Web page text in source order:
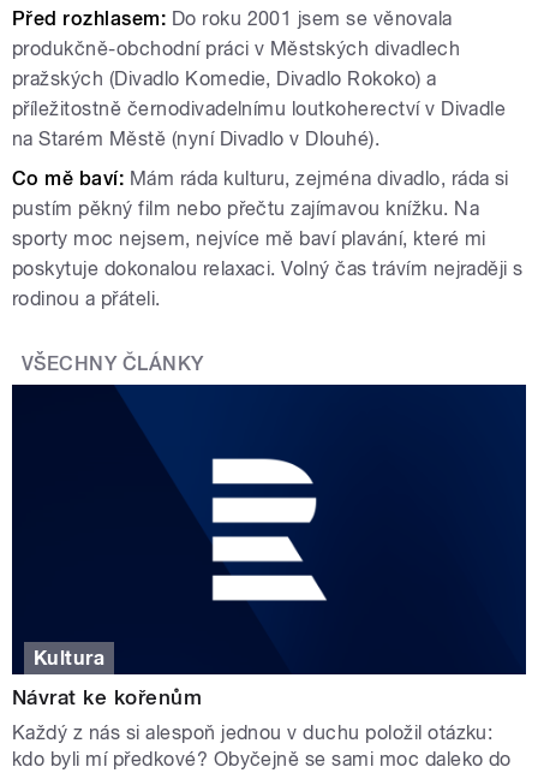
Před rozhlasem: Do roku 2001 jsem se věnovala
produkčně-obchodní práci v Městských divadlech
pražských (Divadlo Komedie, Divadlo Rokoko) a
příležitostně černodivadelnímu loutkoherectví v Divadle
na Starém Městě (nyní Divadlo v Dlouhé).
Co mě baví: Mám ráda kulturu, zejména divadlo, ráda si
pustím pěkný film nebo přečtu zajímavou knížku. Na
sporty moc nejsem, nejvíce mě baví plavání, které mi
poskytuje dokonalou relaxaci. Volný čas trávím nejraději s
rodinou a přáteli.
VŠECHNY ČLÁNKY
Kultura
Návrat ke kořenům
Každý z nás si alespoň jednou v duchu položil otázku:
kdo byli mí předkové? Obyčejně se sami moc daleko do